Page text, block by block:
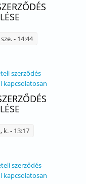
- 14:44
szerződés
kapcsolatosan
k. - 13:17
szerződés
kapcsolatosan